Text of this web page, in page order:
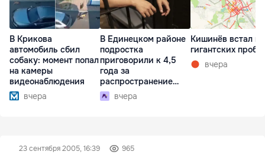
В Крикова
автомобиль сбил
собаку: момент попал
на камеры
видеонаблюдения
вчера
В Единецком районе
подростка
приговорили к 4,5
года за
распространение
наркотиков
вчера
Кишинёв встал в
гигантских
вчера
23 сентября 2005, 16:39 965